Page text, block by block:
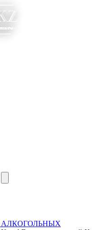
АЛКОГОЛЬНЫХ